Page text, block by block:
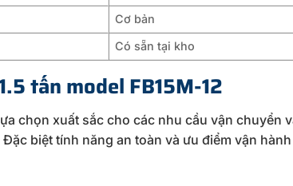
Cơ bản
Có sẵn tại kho
tấn model FB15M-12
chọn xuất sắc cho các nhu cầu vận chuyển
biệt tính năng an toàn và ưu điểm vận hành